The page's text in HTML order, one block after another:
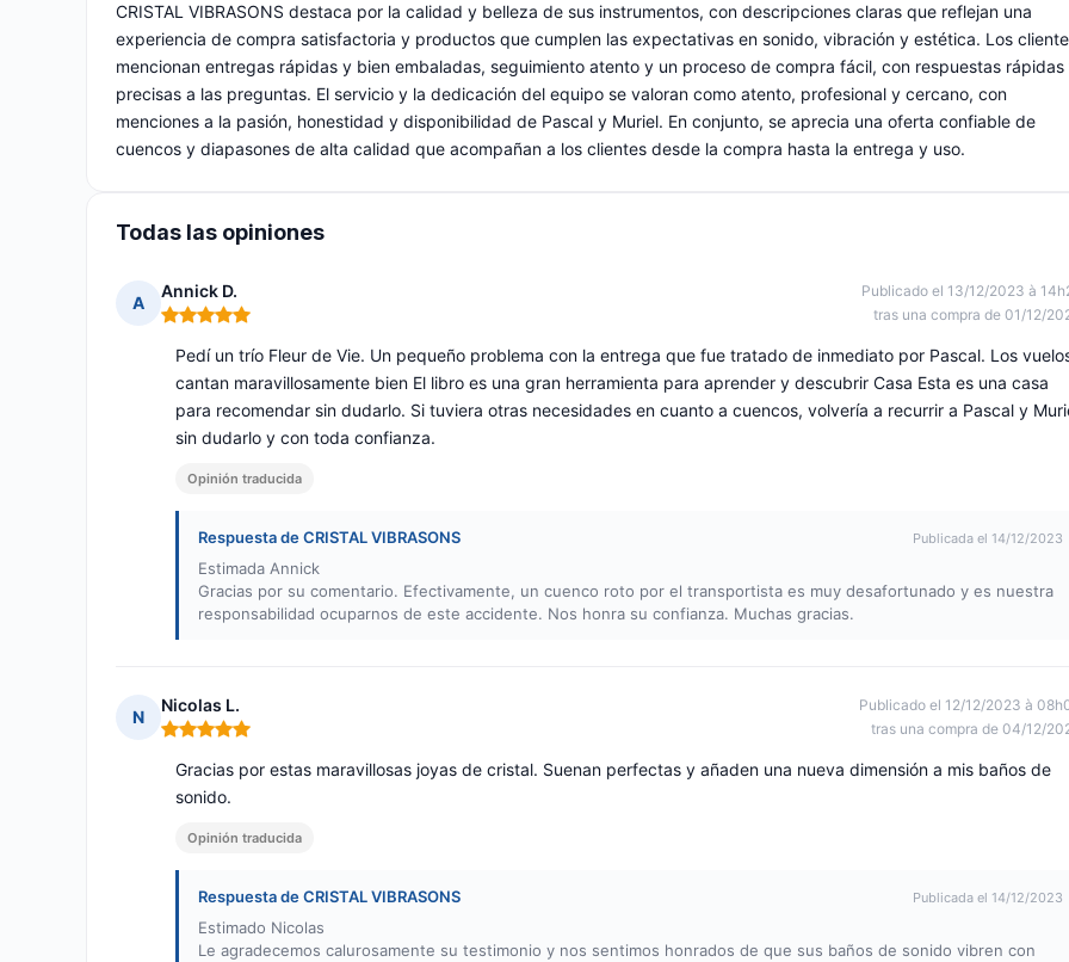
CRISTAL VIBRASONS destaca por la calidad y belleza de sus instrumentos, con descripciones claras que reflejan una
experiencia de compra satisfactoria y productos que cumplen las expectativas en sonido, vibración y estética. Los
mencionan entregas rápidas y bien embaladas, seguimiento atento y un proceso de compra fácil, con respuestas rápidas
precisas a las preguntas. El servicio y la dedicación del equipo se valoran como atento, profesional y cercano, con
menciones a la pasión, honestidad y disponibilidad de Pascal y Muriel. En conjunto, se aprecia una oferta confiable de
cuencos y diapasones de alta calidad que acompañan a los clientes desde la compra hasta la entrega y uso.
Todas las opiniones
A
Annick D.
Nota: 5 de 5
Publicado el 13/12/2023 à
tras una compra de 01/12/
Pedí un trío Fleur de Vie. Un pequeño problema con la entrega que fue tratado de inmediato por Pascal. Los
cantan maravillosamente bien El libro es una gran herramienta para aprender y descubrir Casa Esta es una casa
para recomendar sin dudarlo. Si tuviera otras necesidades en cuanto a cuencos, volvería a recurrir a Pascal y
sin dudarlo y con toda confianza.
Opinión traducida
Respuesta de CRISTAL VIBRASONS Publicada el 14/12/2023
Estimada Annick
Gracias por su comentario. Efectivamente, un cuenco roto por el transportista es muy desafortunado y es nuestra
responsabilidad ocuparnos de este accidente. Nos honra su confianza. Muchas gracias.
N
Nicolas L.
Nota: 5 de 5
Publicado el 12/12/2023 à
tras una compra de 04/12/
Gracias por estas maravillosas joyas de cristal. Suenan perfectas y añaden una nueva dimensión a mis baños de
sonido.
Opinión traducida
Respuesta de CRISTAL VIBRASONS Publicada el 14/12/2023
Estimado Nicolas
Le agradecemos calurosamente su testimonio y nos sentimos honrados de que sus baños de sonido vibren con